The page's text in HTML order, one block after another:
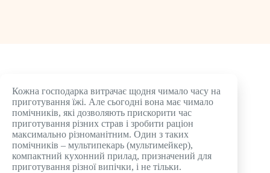
Кожна господарка витрачає щодня чимало часу на
приготування їжі. Але сьогодні вона має чимало
помічників, які дозволяють прискорити час
приготування різних страв і зробити раціон
максимально різноманітним. Один з таких
помічників – мультипекарь (мультимейкер),
компактний кухонний прилад, призначений для
приготування різної випічки, і не тільки.